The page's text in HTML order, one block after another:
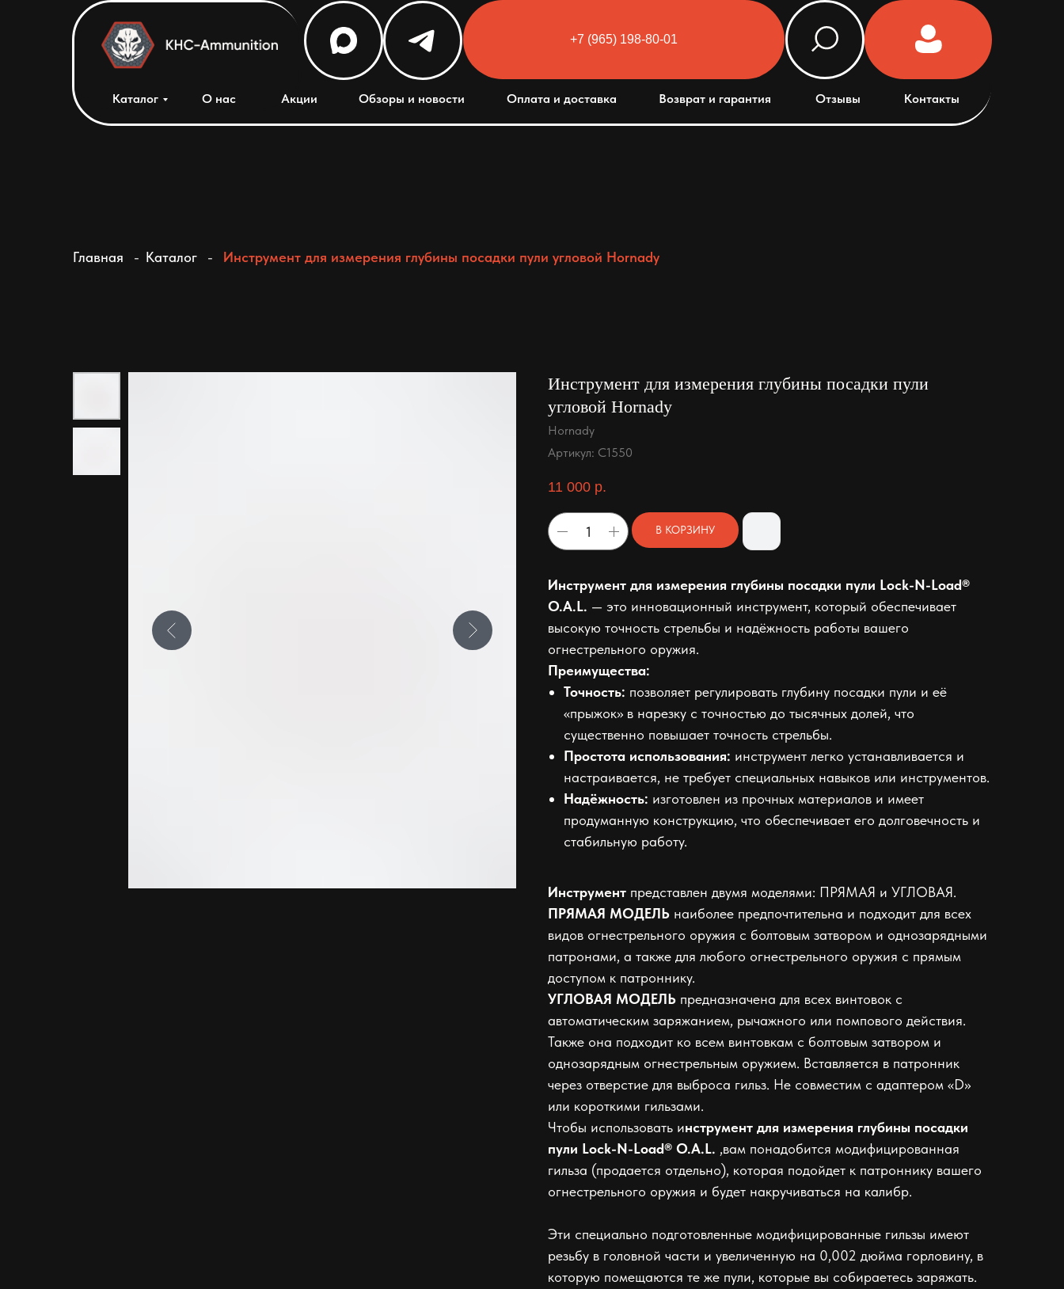
+7 (965) 198-80-01
Каталог О нас Акции Обзоры и новости Оплата и доставка Возврат и гарантия Отзывы Контакты
Html code will be here
Главная - Каталог - Инструмент для измерения глубины посадки пули угловой Hornady
Инструмент для измерения глубины посадки пули
угловой Hornady
Hornady
Артикул: C1550
11 000 р.
В КОРЗИНУ
Инструмент для измерения глубины посадки пули Lock-N-Load®
O.A.L. — это инновационный инструмент, который обеспечивает
высокую точность стрельбы и надёжность работы вашего
огнестрельного оружия.
Преимущества:
Точность: позволяет регулировать глубину посадки пули и её
«прыжок» в нарезку с точностью до тысячных долей, что
существенно повышает точность стрельбы.
Простота использования: инструмент легко устанавливается и
настраивается, не требует специальных навыков или инструментов.
Надёжность: изготовлен из прочных материалов и имеет
продуманную конструкцию, что обеспечивает его долговечность и
стабильную работу.
Инструмент представлен двумя моделями: ПРЯМАЯ и УГЛОВАЯ.
ПРЯМАЯ МОДЕЛЬ наиболее предпочтительна и подходит для всех
видов огнестрельного оружия с болтовым затвором и однозарядными
патронами, а также для любого огнестрельного оружия с прямым
доступом к патроннику.
УГЛОВАЯ МОДЕЛЬ предназначена для всех винтовок с
автоматическим заряжанием, рычажного или помпового действия.
Также она подходит ко всем винтовкам с болтовым затвором и
однозарядным огнестрельным оружием. Вставляется в патронник
через отверстие для выброса гильз. Не совместим с адаптером «D»
или короткими гильзами.
Чтобы использовать инструмент для измерения глубины посадки
пули Lock-N-Load® O.A.L. ,вам понадобится модифицированная
гильза (продается отдельно), которая подойдет к патроннику вашего
огнестрельного оружия и будет накручиваться на калибр.
Эти специально подготовленные модифицированные гильзы имеют
резьбу в головной части и увеличенную на 0,002 дюйма горловину, в
которую помещаются те же пули, которые вы собираетесь заряжать.